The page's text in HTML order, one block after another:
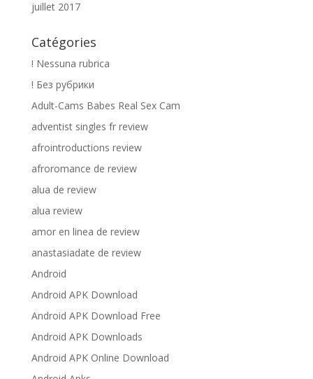
juillet 2017
Catégories
! Nessuna rubrica
! Без рубрики
Adult-Cams Babes Real Sex Cam
adventist singles fr review
afrointroductions review
afroromance de review
alua de review
alua review
amor en linea de review
anastasiadate de review
Android
Android APK Download
Android APK Download Free
Android APK Downloads
Android APK Online Download